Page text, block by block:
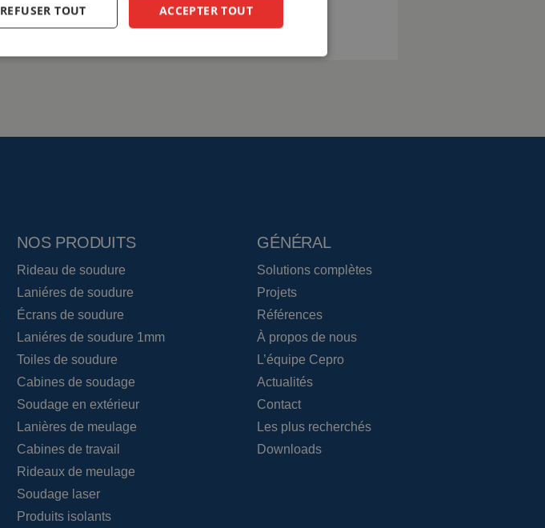
NOS PRODUITS
Rideau de soudure
Laniéres de soudure
Écrans de soudure
Laniéres de soudure 1mm
Toiles de soudure
Cabines de soudage
Soudage en extérieur
Lanières de meulage
Cabines de travail
Rideaux de meulage
Soudage laser
Produits isolants
GÉNÉRAL
Solutions complètes
Projets
Références
À propos de nous
L’équipe Cepro
Actualités
Contact
Les plus recherchés
Downloads
ACCEPTER TOUT
REFUSER TOUT